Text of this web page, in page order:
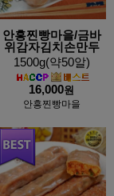
안흥찐빵마을/금바
위감자김치손만두
1500g(약50알)
16,000원
안흥찐빵마을